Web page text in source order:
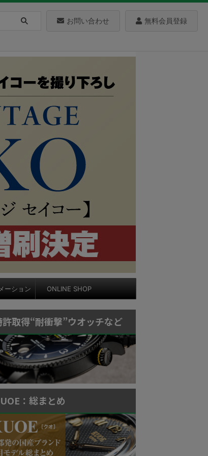
お問い合わせ 無料会員登録
ーション ONLINE SHOP
許取得“耐衝撃”ウオッチなど
：総まとめ